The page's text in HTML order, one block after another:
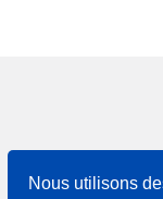
Nous utilisons